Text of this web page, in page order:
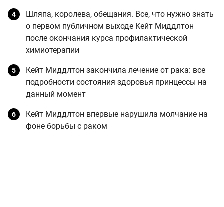
Шляпа, королева, обещания. Все, что нужно знать
о первом публичном выходе Кейт Миддлтон
после окончания курса профилактической
химиотерапии
Кейт Миддлтон закончила лечение от рака: все
подробности состояния здоровья принцессы на
данный момент
Кейт Миддлтон впервые нарушила молчание на
фоне борьбы с раком